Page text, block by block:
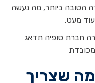
הטובה ביותר, מה נעשה
עוד מעט.
חברת סופיה תדאג
שצריך